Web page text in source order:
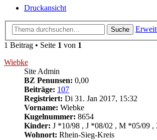
Druckansicht
Suche
1 Beitrag • Seite 1 von 1
Wiebke
Site Admin
BZ Penunsen: 0,00
Beiträge: 107
Registriert: Di 31. Jan 2017, 15:32
Vorname: Wiebke
Kugelnummer: 8654
Kinder: J *10/98 , J *08/02 , M *05/09
Wohnort: Rhein-Sieg-Kreis